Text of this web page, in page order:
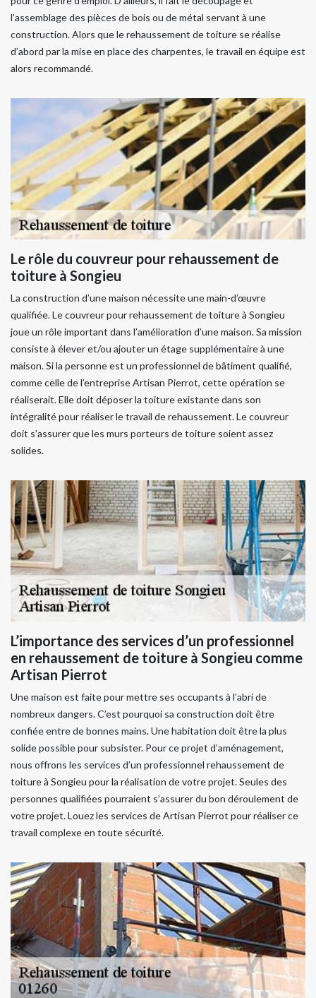
l’assemblage des pièces de bois ou de métal servant à une
construction. Alors que le rehaussement de toiture se réalise
d’abord par la mise en place des charpentes, le travail en équipe est
alors recommandé.
Le rôle du couvreur pour rehaussement de
toiture à Songieu
La construction d’une maison nécessite une main-d’œuvre
qualifiée. Le couvreur pour rehaussement de toiture à Songieu
joue un rôle important dans l’amélioration d’une maison. Sa mission
consiste à élever et/ou ajouter un étage supplémentaire à une
maison. Si la personne est un professionnel de bâtiment qualifié,
comme celle de l’entreprise Artisan Pierrot, cette opération se
réaliserait. Elle doit déposer la toiture existante dans son
intégralité pour réaliser le travail de rehaussement. Le couvreur
doit s’assurer que les murs porteurs de toiture soient assez
solides.
L’importance des services d’un professionnel
en rehaussement de toiture à Songieu comme
Artisan Pierrot
Une maison est faite pour mettre ses occupants à l’abri de
nombreux dangers. C’est pourquoi sa construction doit être
confiée entre de bonnes mains. Une habitation doit être la plus
solide possible pour subsister. Pour ce projet d’aménagement,
nous offrons les services d’un professionnel rehaussement de
toiture à Songieu pour la réalisation de votre projet. Seules des
personnes qualifiées pourraient s’assurer du bon déroulement de
votre projet. Louez les services de Artisan Pierrot pour réaliser ce
travail complexe en toute sécurité.